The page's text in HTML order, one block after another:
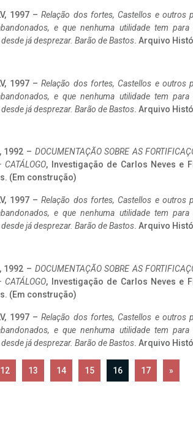
1997 –Relação dos fortes, Castellos e outros
e que nenhuma utilidade tem
já desprezar. Barão de Bastos. Arquivo
1997 –Relação dos fortes, Castellos e outros
e que nenhuma utilidade tem
já desprezar. Barão de Bastos. Arquivo
1992 – DOCUMENTAÇÃO SOBRE AS
, Investigação de Carlos Neves e
(Em construção)
1997 –Relação dos fortes, Castellos e outros
e que nenhuma utilidade tem
já desprezar. Barão de Bastos. Arquivo
1992 – DOCUMENTAÇÃO SOBRE AS
, Investigação de Carlos Neves e
(Em construção)
1997 –Relação dos fortes, Castellos e outros
e que nenhuma utilidade tem
já desprezar. Barão de Bastos. Arquivo
12 13 14 15 16 17 »